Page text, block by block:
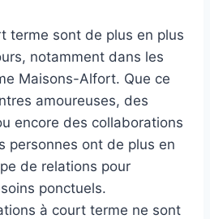
terme sont de plus en plus
notamment dans les
Maisons-Alfort. Que ce
amoureuses, des
encore des collaborations
personnes ont de plus en
de relations pour
ponctuels.
à court terme ne sont